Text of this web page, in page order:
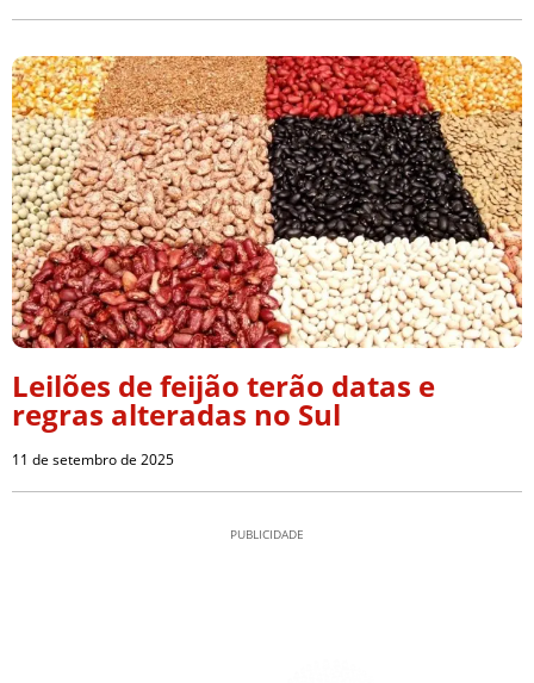
Leilões de feijão terão datas e
regras alteradas no Sul
11 de setembro de 2025
PUBLICIDADE